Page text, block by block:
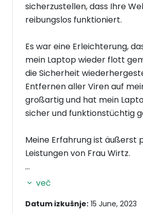
sicherzustellen, dass Ihre
reibungslos funktioniert.
Es war eine Erleichterung,
mein Laptop wieder flott
die Sicherheit
Entfernen aller Viren auf
großartig und hat mein
sicher und funktionstüchtig
Meine Erfahrung ist äußerst
Leistungen von Frau Wirtz.
Wenn Sie weitere Fragen
nicht, sich an Frau Wirtz zu
več
Datum izkušnje: 15 June, 2023